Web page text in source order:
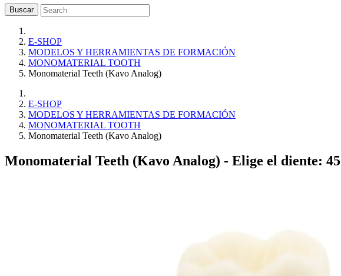
Buscar
E-SHOP
MODELOS Y HERRAMIENTAS DE FORMACIÓN
MONOMATERIAL TOOTH
Monomaterial Teeth (Kavo Analog)
E-SHOP
MODELOS Y HERRAMIENTAS DE FORMACIÓN
MONOMATERIAL TOOTH
Monomaterial Teeth (Kavo Analog)
Monomaterial Teeth (Kavo Analog) - Elige el diente: 45